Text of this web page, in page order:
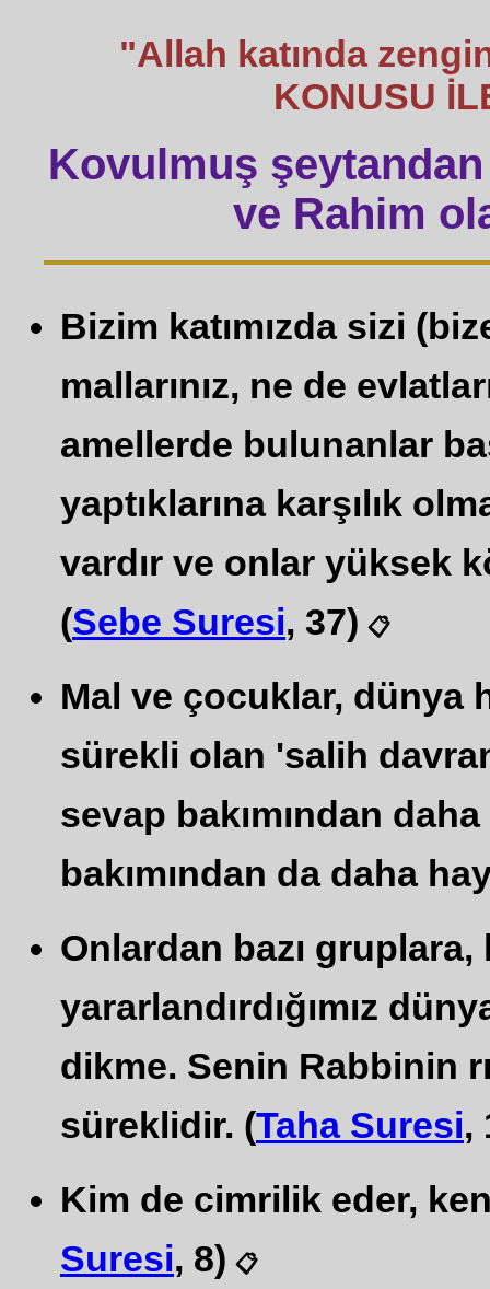
"Allah katında
KONUSU
Kovulmuş şeytandan
ve Rahim
Bizim katımızda sizi
mallarınız, ne de
amellerde bulunanlar
yaptıklarına karşılık
vardır ve onlar yüksek
(Sebe Suresi, 37) 📋
Mal ve çocuklar, dünya
sürekli olan 'salih
sevap bakımından
bakımından da daha
Onlardan bazı
yararlandırdığımız
dikme. Senin Rabbinin
süreklidir. (Taha Suresi,
Kim de cimrilik eder,
Suresi, 8) 📋